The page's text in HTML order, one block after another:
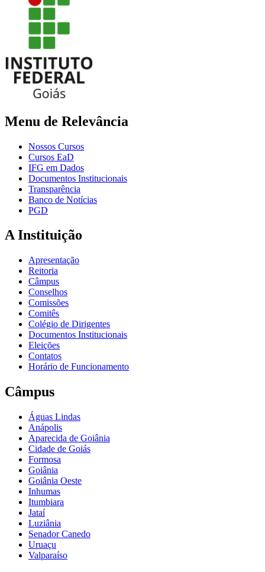
Menu de Relevância
Nossos Cursos
Cursos EaD
IFG em Dados
Documentos Institucionais
Transparência
Banco de Notícias
PGD
A Instituição
Apresentação
Reitoria
Câmpus
Conselhos
Comissões
Comitês
Colégio de Dirigentes
Documentos Institucionais
Eleições
Contatos
Horário de Funcionamento
Câmpus
Águas Lindas
Anápolis
Aparecida de Goiânia
Cidade de Goiás
Formosa
Goiânia
Goiânia Oeste
Inhumas
Itumbiara
Jataí
Luziânia
Senador Canedo
Uruaçu
Valparaíso